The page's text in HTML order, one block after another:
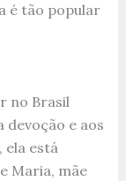
é tão popular
no Brasil
devoção e aos
ela está
Maria, mãe